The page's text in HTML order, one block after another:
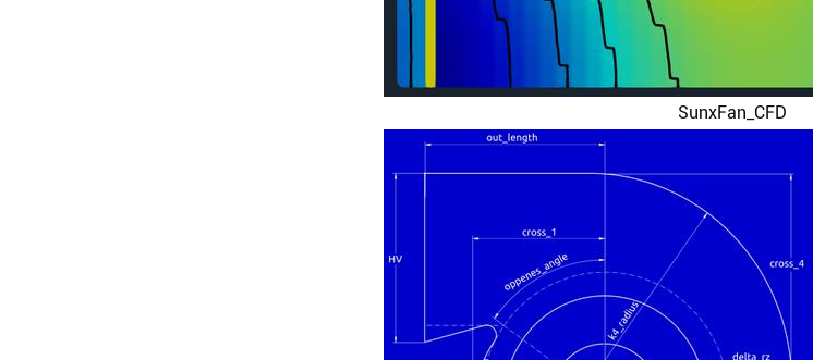
SunxFan_CFD